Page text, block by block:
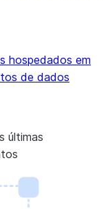
hospedados em
de dados
últimas